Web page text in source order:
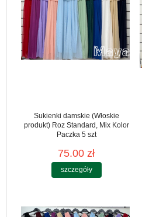
Sukienki damskie (Włoskie
produkt) Roz Standard, Mix Kolor
Paczka 5 szt
75.00 zł
szczegóły